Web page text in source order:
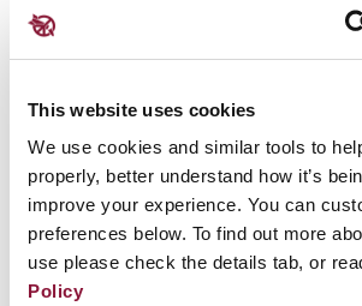
This website uses cookies
We use cookies and similar tools to
properly, better understand how it’s
improve your experience. You can
preferences below. To find out more
use please check the details tab, or
Policy
طبی سہولیات کی ضرورت ہوگی۔
کے استعمال سے بین الاقوامی
کمیونیکیشن کا نظام بھی شدید طور پر
ممکن ہے کہ عالمی معاشی نظام مکمل
جائے، جس سے غربت میں مزید اضافہ
کے اہداف دہائیوں پیچھے چلے جائیں